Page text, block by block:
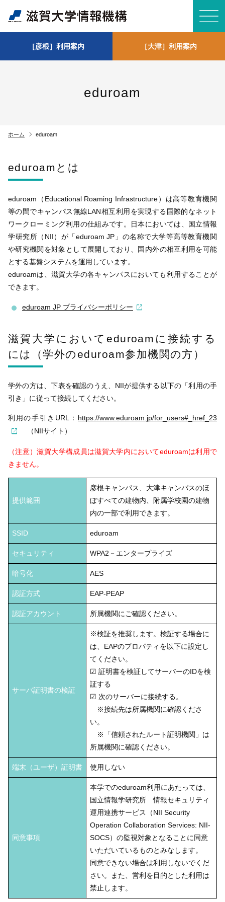
［彦根］ 利用案内 ［大津］ 利用案内
eduroam
ホーム chevron_right eduroam
eduroamとは
eduroam（Educational Roaming Infrastructure）は高等教育機関
等の間でキャンパス無線LAN相互利用を実現する国際的なネット
ワークローミング利用の仕組みです。日本においては、国立情報
学研究所（NII）が「eduroam JP」の名称で大学等高等教育機関
や研究機関を対象として展開しており、国内外の相互利用を可能
とする基盤システムを運用しています。
eduroamは、滋賀大学の各キャンパスにおいても利用することが
できます。
eduroam JP プライバシーポリシー
滋賀大学においてeduroamに接続する
には（学外のeduroam参加機関の方）
学外の方は、下表を確認のうえ、NIIが提供する以下の「利用の手
引き」に従って接続してください。
利用の手引きURL： https://www.eduroam.jp/for_users#_href_23
（NIIサイト）
（注意）滋賀大学構成員は滋賀大学内においてeduroamは利用で
きません。
提供範囲
彦根キャンパス、大津キャンパスのほ
ぼすべての建物内、附属学校園の建物
内の一部で利用できます。
SSID eduroam
セキュリティ WPA2－エンタープライズ
暗号化 AES
認証方式 EAP-PEAP
認証アカウント 所属機関にご確認ください。
サーバ証明書の検証
※検証を推奨します。検証する場合に
は、EAPのプロパティを以下に設定し
てください。
☑ 証明書を検証してサーバーのIDを検
証する
☑ 次のサーバーに接続する。
※接続先は所属機関に確認くださ
い。
※「信頼されたルート証明機関」は
所属機関に確認ください。
端末（ユーザ）証明書 使用しない
同意事項
本学でのeduroam利用にあたっては、
国立情報学研究所 情報セキュリティ
運用連携サービス（NII Security
Operation Collaboration Services: NII-
SOCS）の監視対象となることに同意
いただいているものとみなします。
同意できない場合は利用しないでくだ
さい。また、営利を目的とした利用は
禁止します。